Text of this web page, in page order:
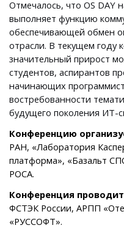
Отмечалось, что OS DAY
выполняет функцию
обеспечивающей обмен
отрасли. В текущем году
значительный прирост
студентов, аспирантов
начинающих
востребованности
будущего поколения ИТ-
Конференцию
РАН, «Лаборатория
платформа», «Базальт
РОСА.
Конференция
ФСТЭК России, АРПП
«РУССОФТ».